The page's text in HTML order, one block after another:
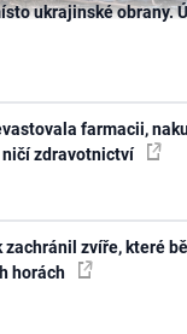
ukrajinské obrany.
farmacii,
zdravotnictví
zvíře, které
horách